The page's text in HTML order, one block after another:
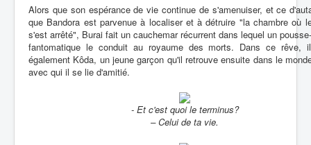
Alors que son espérance de vie continue de s'amenuiser, et ce
que Bandora est parvenue à localiser et à détruire "la chambre où
s'est arrêté", Burai fait un cauchemar récurrent dans lequel un
fantomatique le conduit au royaume des morts. Dans ce rêve,
également Kôda, un jeune garçon qu'il retrouve ensuite dans le
avec qui il se lie d'amitié.
- Et c'est quoi le terminus?
– Celui de ta vie.